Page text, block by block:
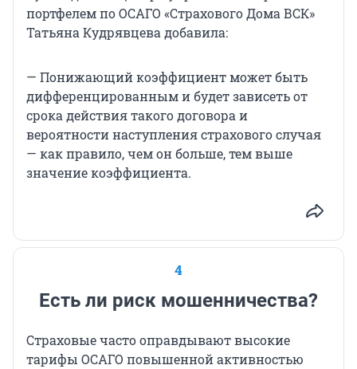
портфелем по ОСАГО «Страхового Дома ВСК»
Татьяна Кудрявцева добавила:
— Понижающий коэффициент может быть
дифференцированным и будет зависеть от
срока действия такого договора и
вероятности наступления страхового случая
— как правило, чем он больше, тем выше
значение коэффициента.
4
Есть ли риск мошенничества?
Страховые часто оправдывают высокие
тарифы ОСАГО повышенной активностью